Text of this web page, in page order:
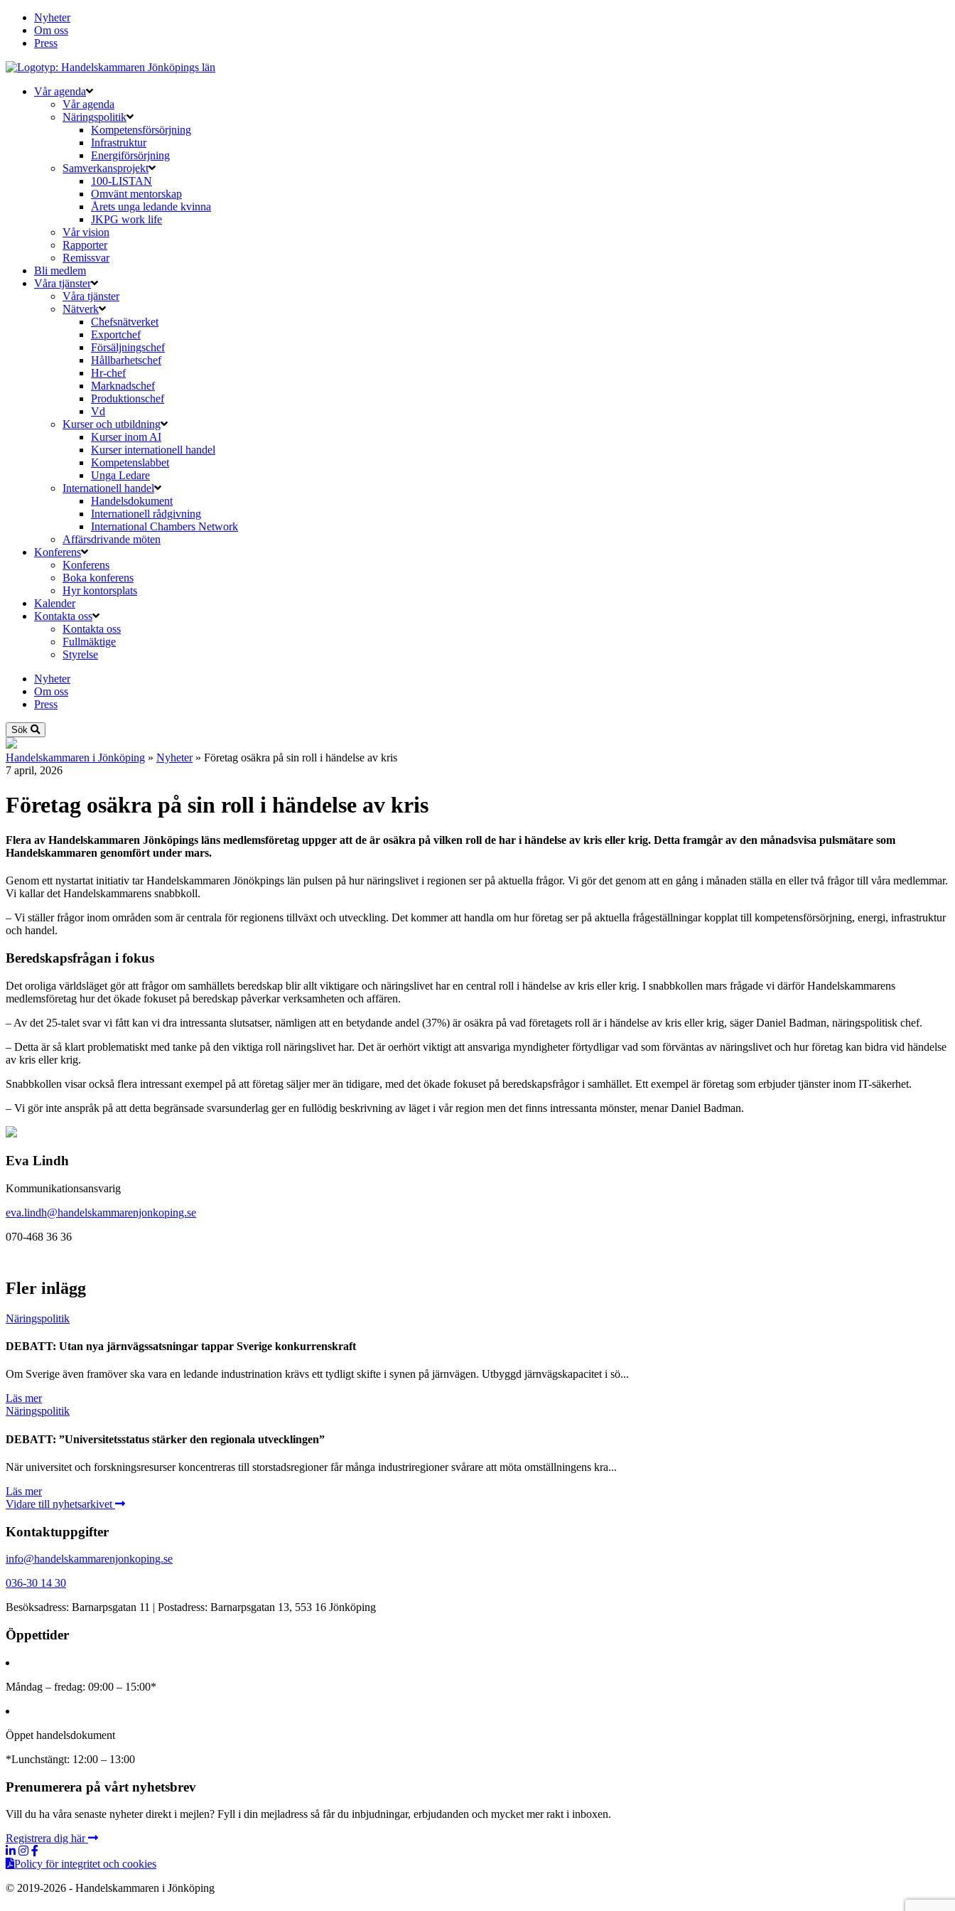
Nyheter
Om oss
Press
Vår agenda
Vår agenda
Näringspolitik
Kompetensförsörjning
Infrastruktur
Energiförsörjning
Samverkansprojekt
100-LISTAN
Omvänt mentorskap
Årets unga ledande kvinna
JKPG work life
Vår vision
Rapporter
Remissvar
Bli medlem
Våra tjänster
Våra tjänster
Nätverk
Chefsnätverket
Exportchef
Försäljningschef
Hållbarhetschef
Hr-chef
Marknadschef
Produktionschef
Vd
Kurser och utbildning
Kurser inom AI
Kurser internationell handel
Kompetenslabbet
Unga Ledare
Internationell handel
Handelsdokument
Internationell rådgivning
International Chambers Network
Affärsdrivande möten
Konferens
Konferens
Boka konferens
Hyr kontorsplats
Kalender
Kontakta oss
Kontakta oss
Fullmäktige
Styrelse
Nyheter
Om oss
Press
Sök
Handelskammaren i Jönköping » Nyheter » Företag osäkra på sin roll i händelse av kris
7 april, 2026
Företag osäkra på sin roll i händelse av kris
Flera av Handelskammaren Jönköpings läns medlemsföretag uppger att de är osäkra på vilken roll de har i händelse av kris eller krig. Detta framgår av den månadsvisa pulsmätare som
Handelskammaren genomfört under mars.
Genom ett nystartat initiativ tar Handelskammaren Jönökpings län pulsen på hur näringslivet i regionen ser på aktuella frågor. Vi gör det genom att en gång i månaden ställa en eller två frågor till våra medlemmar.
Vi kallar det Handelskammarens snabbkoll.
– Vi ställer frågor inom områden som är centrala för regionens tillväxt och utveckling. Det kommer att handla om hur företag ser på aktuella frågeställningar kopplat till kompetensförsörjning, energi, infrastruktur
och handel.
Beredskapsfrågan i fokus
Det oroliga världsläget gör att frågor om samhällets beredskap blir allt viktigare och näringslivet har en central roll i händelse av kris eller krig. I snabbkollen mars frågade vi därför Handelskammarens
medlemsföretag hur det ökade fokuset på beredskap påverkar verksamheten och affären.
– Av det 25-talet svar vi fått kan vi dra intressanta slutsatser, nämligen att en betydande andel (37%) är osäkra på vad företagets roll är i händelse av kris eller krig, säger Daniel Badman, näringspolitisk chef.
– Detta är så klart problematiskt med tanke på den viktiga roll näringslivet har. Det är oerhört viktigt att ansvariga myndigheter förtydligar vad som förväntas av näringslivet och hur företag kan bidra vid händelse
av kris eller krig.
Snabbkollen visar också flera intressant exempel på att företag säljer mer än tidigare, med det ökade fokuset på beredskapsfrågor i samhället. Ett exempel är företag som erbjuder tjänster inom IT-säkerhet.
– Vi gör inte anspråk på att detta begränsade svarsunderlag ger en fullödig beskrivning av läget i vår region men det finns intressanta mönster, menar Daniel Badman.
Eva Lindh
Kommunikationsansvarig
eva.lindh@handelskammarenjonkoping.se
070-468 36 36
Fler inlägg
Näringspolitik
DEBATT: Utan nya järnvägssatsningar tappar Sverige konkurrenskraft
Om Sverige även framöver ska vara en ledande industrination krävs ett tydligt skifte i synen på järnvägen. Utbyggd järnvägskapacitet i sö...
Läs mer
Näringspolitik
DEBATT: ”Universitetsstatus stärker den regionala utvecklingen”
När universitet och forskningsresurser koncentreras till storstadsregioner får många industriregioner svårare att möta omställningens kra...
Läs mer
Vidare till nyhetsarkivet
Kontaktuppgifter
info@handelskammarenjonkoping.se
036-30 14 30
Besöksadress: Barnarpsgatan 11 | Postadress: Barnarpsgatan 13, 553 16 Jönköping
Öppettider
Måndag – fredag: 09:00 – 15:00*
Öppet handelsdokument
*Lunchstängt: 12:00 – 13:00
Prenumerera på vårt nyhetsbrev
Vill du ha våra senaste nyheter direkt i mejlen? Fyll i din mejladress så får du inbjudningar, erbjudanden och mycket mer rakt i inboxen.
Registrera dig här
Policy för integritet och cookies
© 2019-2026 - Handelskammaren i Jönköping